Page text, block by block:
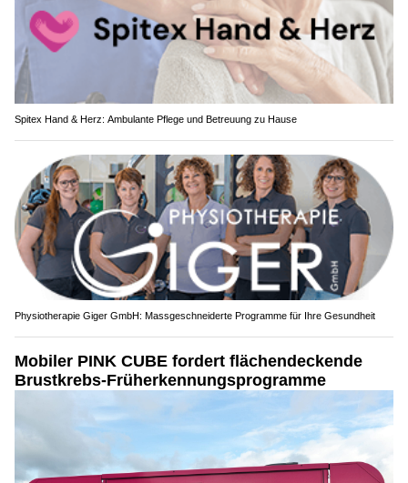
Spitex Hand & Herz: Ambulante Pflege und Betreuung zu Hause
Physiotherapie Giger GmbH: Massgeschneiderte Programme für Ihre Gesundheit
Mobiler PINK CUBE fordert flächendeckende
Brustkrebs-Früherkennungsprogramme